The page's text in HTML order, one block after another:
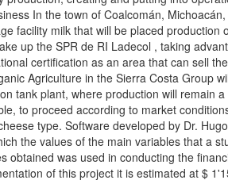
In the town of Coalcomán,
facility milk that will be placed production
up the SPR de RI Ladecol , taking
certification as an area that can sell
Agriculture in the Sierra Costa Group
tank plant, where production will remain
to proceed according to market
type. Software developed by Dr.
the values of the main variables that a
obtained was used in conducting the
of this project it is estimated at $